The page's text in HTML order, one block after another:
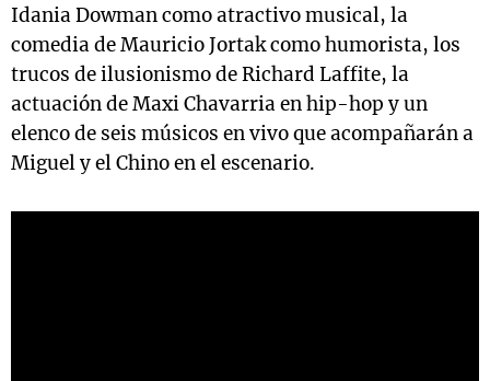
Idania Dowman como atractivo musical, la
comedia de Mauricio Jortak como humorista, los
trucos de ilusionismo de Richard Laffite, la
actuación de Maxi Chavarria en hip-hop y un
elenco de seis músicos en vivo que acompañarán a
Miguel y el Chino en el escenario.